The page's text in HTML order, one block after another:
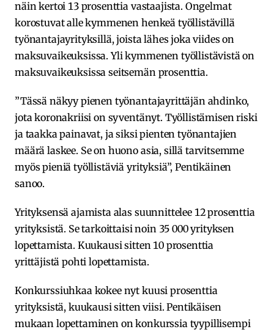
näin kertoi 13 prosenttia vastaajista. Ongelmat
korostuvat alle kymmenen henkeä työllistävillä
työnantajayrityksillä, joista lähes joka viides on
maksuvaikeuksissa. Yli kymmenen työllistävistä on
maksuvaikeuksissa seitsemän prosenttia.
”Tässä näkyy pienen työnantajayrittäjän ahdinko,
jota koronakriisi on syventänyt. Työllistämisen riski
ja taakka painavat, ja siksi pienten työnantajien
määrä laskee. Se on huono asia, sillä tarvitsemme
myös pieniä työllistäviä yrityksiä”, Pentikäinen
sanoo.
Yrityksensä ajamista alas suunnittelee 12 prosenttia
yrityksistä. Se tarkoittaisi noin 35 000 yrityksen
lopettamista. Kuukausi sitten 10 prosenttia
yrittäjistä pohti lopettamista.
Konkurssiuhkaa kokee nyt kuusi prosenttia
yrityksistä, kuukausi sitten viisi. Pentikäisen
mukaan lopettaminen on konkurssia tyypillisempi